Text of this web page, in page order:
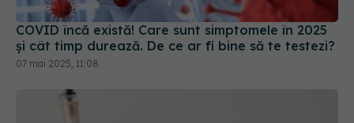
COVID încă există! Care sunt simptomele în 2025
și cât timp durează. De ce ar fi bine să te testezi?
07 mai 2025, 11:08